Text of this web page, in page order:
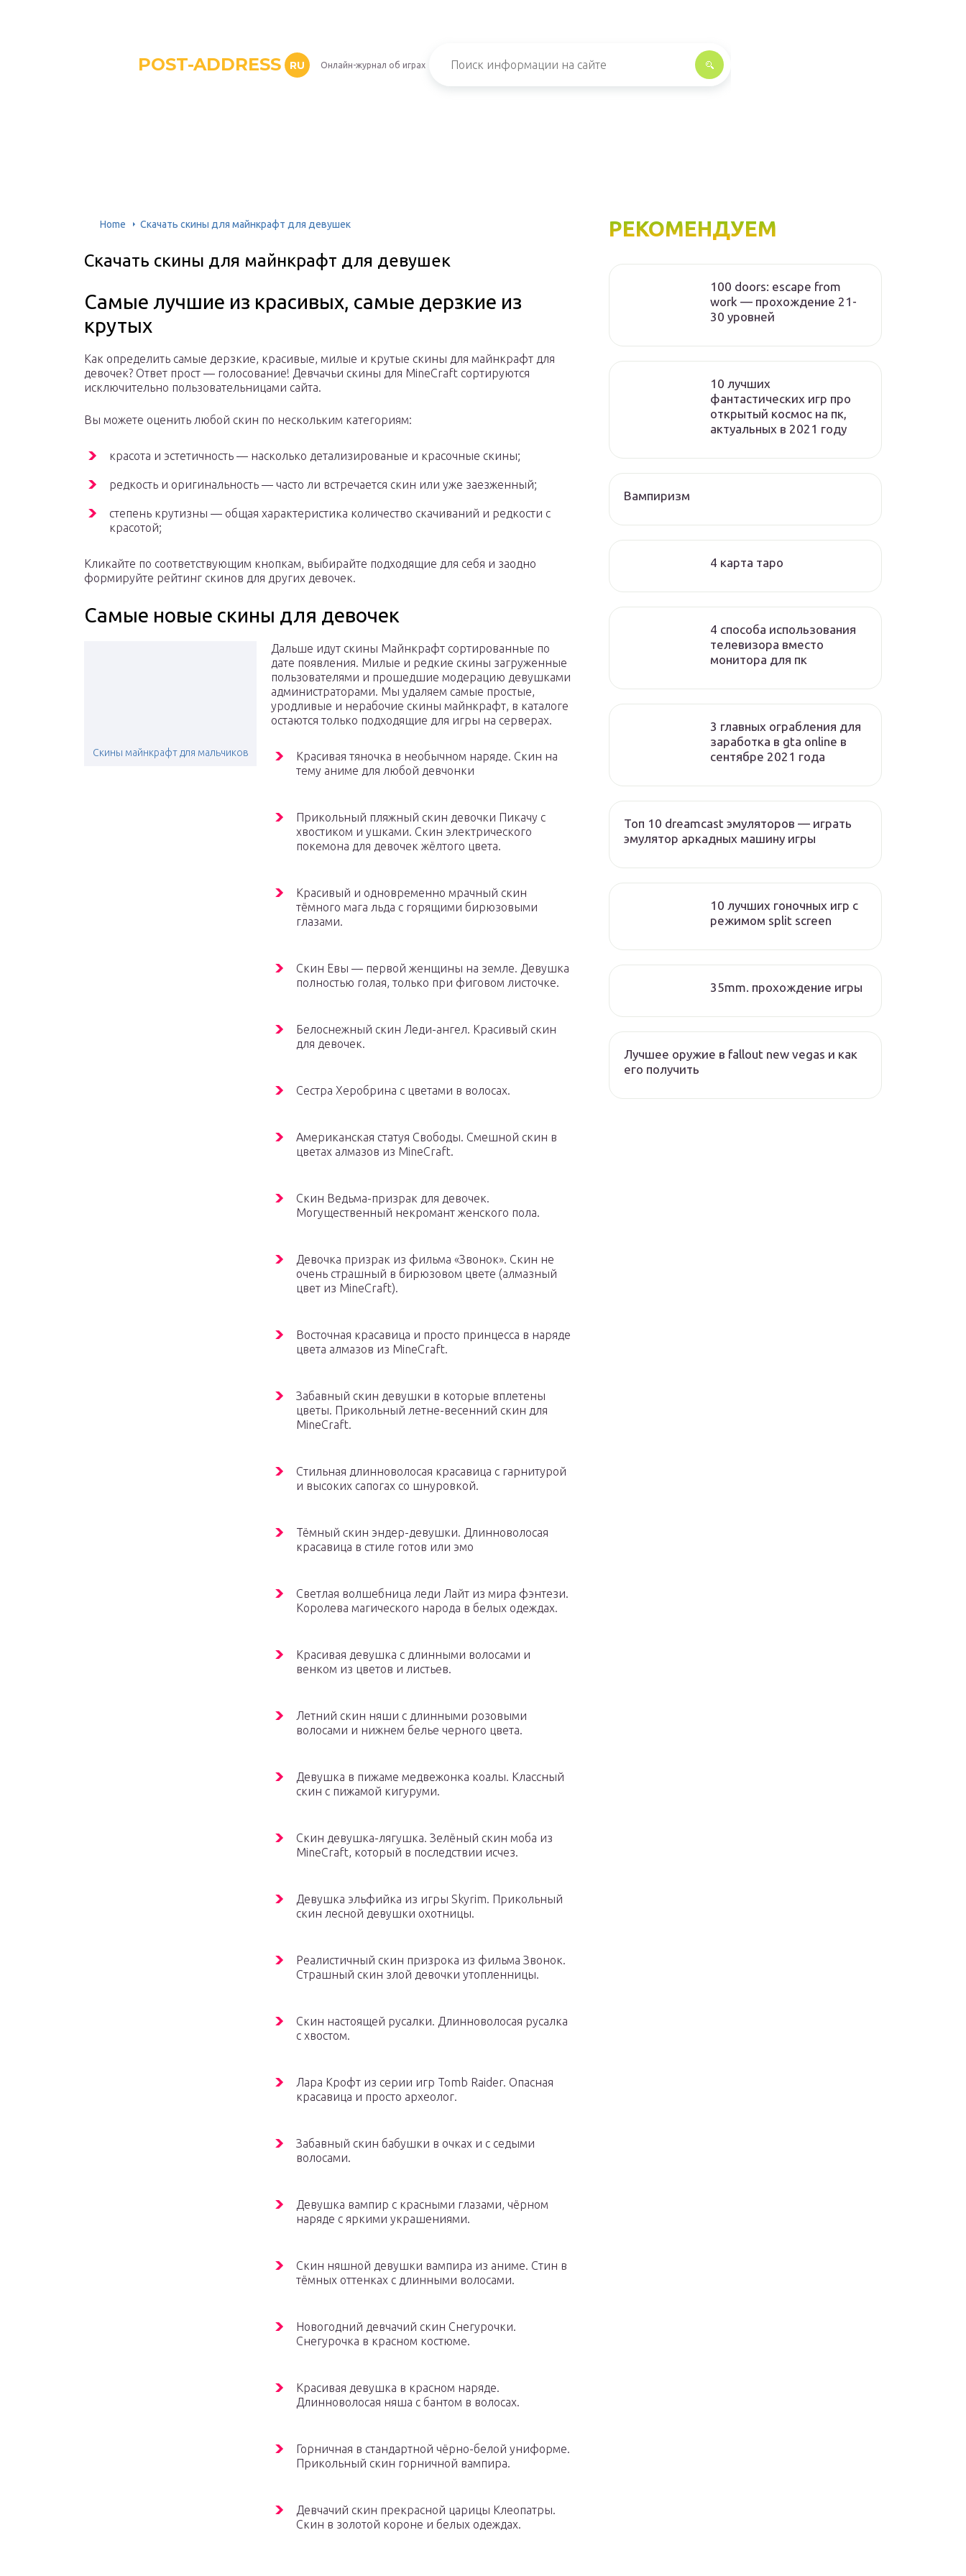
POST-ADDRESS RU Онлайн-журнал об играх
Home Скачать скины для майнкрафт для девушек
Скачать скины для майнкрафт для девушек
Самые лучшие из красивых, самые дерзкие из
крутых
Как определить самые дерзкие, красивые, милые и крутые скины для майнкрафт для
девочек? Ответ прост — голосование! Девчачьи скины для MineCraft сортируются
исключительно пользовательницами сайта.
Вы можете оценить любой скин по нескольким категориям:
красота и эстетичность — насколько детализированые и красочные скины;
редкость и оригинальность — часто ли встречается скин или уже заезженный;
степень крутизны — общая характеристика количество скачиваний и редкости с
красотой;
Кликайте по соответствующим кнопкам, выбирайте подходящие для себя и заодно
формируйте рейтинг скинов для других девочек.
Самые новые скины для девочек
Скины майнкрафт для мальчиков
Дальше идут скины Майнкрафт сортированные по
дате появления. Милые и редкие скины загруженные
пользователями и прошедшие модерацию девушками
администраторами. Мы удаляем самые простые,
уродливые и нерабочие скины майнкрафт, в каталоге
остаются только подходящие для игры на серверах.
Красивая тяночка в необычном наряде. Скин на
тему аниме для любой девчонки
Прикольный пляжный скин девочки Пикачу с
хвостиком и ушками. Скин электрического
покемона для девочек жёлтого цвета.
Красивый и одновременно мрачный скин
тёмного мага льда с горящими бирюзовыми
глазами.
Скин Евы — первой женщины на земле. Девушка
полностью голая, только при фиговом листочке.
Белоснежный скин Леди-ангел. Красивый скин
для девочек.
Сестра Херобрина с цветами в волосах.
Американская статуя Свободы. Смешной скин в
цветах алмазов из MineCraft.
Скин Ведьма-призрак для девочек.
Могущественный некромант женского пола.
Девочка призрак из фильма «Звонок». Скин не
очень страшный в бирюзовом цвете (алмазный
цвет из MineCraft).
Восточная красавица и просто принцесса в наряде
цвета алмазов из MineCraft.
Забавный скин девушки в которые вплетены
цветы. Прикольный летне-весенний скин для
MineCraft.
Стильная длинноволосая красавица с гарнитурой
и высоких сапогах со шнуровкой.
Тёмный скин эндер-девушки. Длинноволосая
красавица в стиле готов или эмо
Светлая волшебница леди Лайт из мира фэнтези.
Королева магического народа в белых одеждах.
Красивая девушка с длинными волосами и
венком из цветов и листьев.
Летний скин няши с длинными розовыми
волосами и нижнем белье черного цвета.
Девушка в пижаме медвежонка коалы. Классный
скин с пижамой кигуруми.
Скин девушка-лягушка. Зелёный скин моба из
MineCraft, который в последствии исчез.
Девушка эльфийка из игры Skyrim. Прикольный
скин лесной девушки охотницы.
Реалистичный скин призрока из фильма Звонок.
Страшный скин злой девочки утопленницы.
Скин настоящей русалки. Длинноволосая русалка
с хвостом.
Лара Крофт из серии игр Tomb Raider. Опасная
красавица и просто археолог.
Забавный скин бабушки в очках и с седыми
волосами.
Девушка вампир с красными глазами, чёрном
наряде с яркими украшениями.
Скин няшной девушки вампира из аниме. Стин в
тёмных оттенках с длинными волосами.
Новогодний девчачий скин Снегурочки.
Снегурочка в красном костюме.
Красивая девушка в красном наряде.
Длинноволосая няша с бантом в волосах.
Горничная в стандартной чёрно-белой униформе.
Прикольный скин горничной вампира.
Девчачий скин прекрасной царицы Клеопатры.
Скин в золотой короне и белых одеждах.
РЕКОМЕНДУЕМ
100 doors: escape from
work — прохождение 21-
30 уровней
10 лучших
фантастических игр про
открытый космос на пк,
актуальных в 2021 году
Вампиризм
4 карта таро
4 способа использования
телевизора вместо
монитора для пк
3 главных ограбления для
заработка в gta online в
сентябре 2021 года
Топ 10 dreamcast эмуляторов — играть
эмулятор аркадных машину игры
10 лучших гоночных игр c
режимом split screen
35mm. прохождение игры
Лучшее оружие в fallout new vegas и как
его получить